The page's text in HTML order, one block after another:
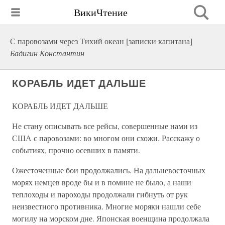
ВикиЧтение
С паровозами через Тихий океан [записки капитана]
Бадигин Константин
КОРАБЛЬ ИДЕТ ДАЛЬШЕ
КОРАБЛЬ ИДЕТ ДАЛЬШЕ
Не стану описывать все рейсы, совершенные нами из
США с паровозами: во многом они схожи. Расскажу о
событиях, прочно осевших в памяти.
Ожесточенные бои продолжались. На дальневосточных
морях немцев вроде бы и в помине не было, а наши
теплоходы и пароходы продолжали гибнуть от рук
неизвестного противника. Многие моряки нашли себе
могилу на морском дне. Японская военщина продолжала